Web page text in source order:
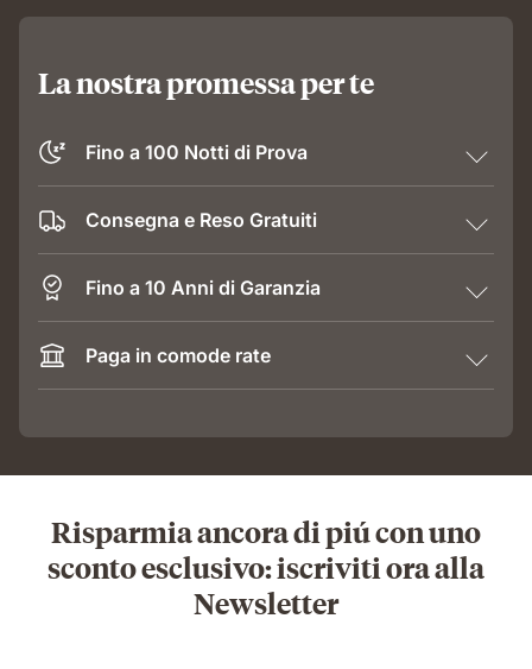
La nostra promessa per te
Fino a 100 Notti di Prova
Consegna e Reso Gratuiti
Fino a 10 Anni di Garanzia
Paga in comode rate
Risparmia ancora di piú con uno
sconto esclusivo: iscriviti ora alla
Newsletter